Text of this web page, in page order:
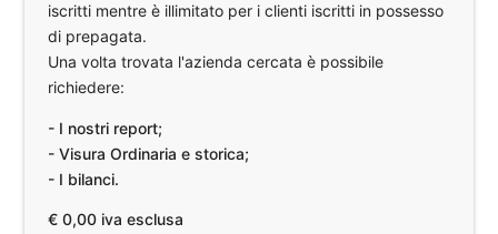
iscritti mentre è illimitato per i clienti iscritti in possesso
di prepagata.
Una volta trovata l'azienda cercata è possibile
richiedere:
- I nostri report;
- Visura Ordinaria e storica;
- I bilanci.
€ 0,00 iva esclusa